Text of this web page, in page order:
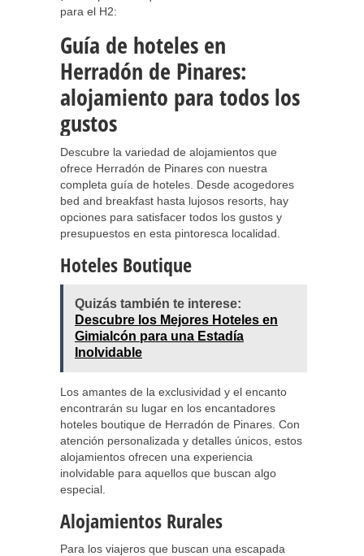
para el H2:
Guía de hoteles en
Herradón de Pinares:
alojamiento para todos los
gustos
Descubre la variedad de alojamientos que
ofrece Herradón de Pinares con nuestra
completa guía de hoteles. Desde acogedores
bed and breakfast hasta lujosos resorts, hay
opciones para satisfacer todos los gustos y
presupuestos en esta pintoresca localidad.
Hoteles Boutique
Quizás también te interese:
Descubre los Mejores Hoteles en
Gimialcón para una Estadía
Inolvidable
Los amantes de la exclusividad y el encanto
encontrarán su lugar en los encantadores
hoteles boutique de Herradón de Pinares. Con
atención personalizada y detalles únicos, estos
alojamientos ofrecen una experiencia
inolvidable para aquellos que buscan algo
especial.
Alojamientos Rurales
Para los viajeros que buscan una escapada